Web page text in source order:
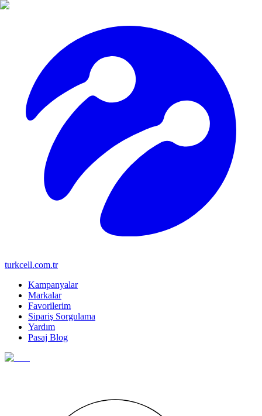
turkcell.com.tr
Kampanyalar
Markalar
Favorilerim
Sipariş Sorgulama
Yardım
Pasaj Blog